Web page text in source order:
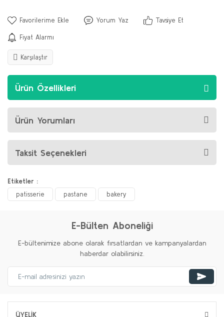
Yorum Yaz Tavsiye Et
Fiyat Alarmı
Karşılaştır
Ürün Özellikleri
Ürün Yorumları
Taksit Seçenekleri
Etiketler :
patisserie
pastane bakery
E-Bülten Aboneliği
E-bültenimize abone olarak fırsatlardan ve kampanyalardan
haberdar olabilirsiniz.
ÜYELİK